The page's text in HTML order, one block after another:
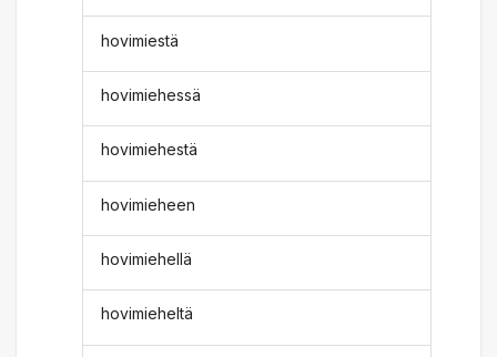
hovimiestä
hovimiehessä
hovimiehestä
hovimieheen
hovimiehellä
hovimieheltä